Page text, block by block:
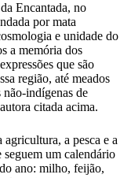
Encantada, no
por mata
e unidade do
a memória dos
que são
região, até meados
não-indígenas de
citada acima.
agricultura, a pesca e a
um calendário
ano: milho, feijão,